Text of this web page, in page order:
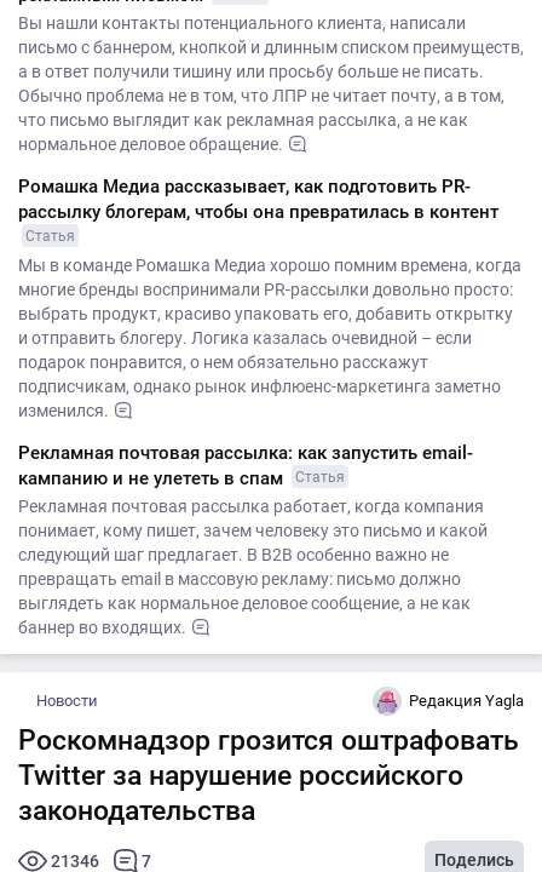
Вы нашли контакты потенциального клиента, написали
письмо с баннером, кнопкой и длинным списком преимуществ,
а в ответ получили тишину или просьбу больше не писать.
Обычно проблема не в том, что ЛПР не читает почту, а в том,
что письмо выглядит как рекламная рассылка, а не как
нормальное деловое обращение.
Ромашка Медиа рассказывает, как подготовить PR-
рассылку блогерам, чтобы она превратилась в контент
Статья
Мы в команде Ромашка Медиа хорошо помним времена, когда
многие бренды воспринимали PR-рассылки довольно просто:
выбрать продукт, красиво упаковать его, добавить открытку
и отправить блогеру. Логика казалась очевидной – если
подарок понравится, о нем обязательно расскажут
подписчикам, однако рынок инфлюенс-маркетинга заметно
изменился.
Рекламная почтовая рассылка: как запустить email-
кампанию и не улететь в спам
Статья
Рекламная почтовая рассылка работает, когда компания
понимает, кому пишет, зачем человеку это письмо и какой
следующий шаг предлагает. В B2B особенно важно не
превращать email в массовую рекламу: письмо должно
выглядеть как нормальное деловое сообщение, а не как
баннер во входящих.
Новости Редакция Yagla
Роскомнадзор грозится оштрафовать
Twitter за нарушение российского
законодательства
21346 7 Поделись